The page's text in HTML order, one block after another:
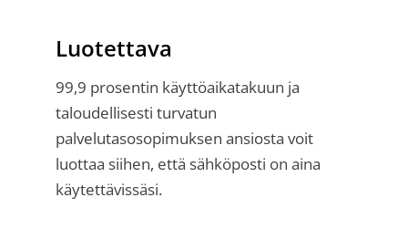
Luotettava
99,9 prosentin käyttöaikatakuun ja
taloudellisesti turvatun
palvelutasosopimuksen ansiosta voit
luottaa siihen, että sähköposti on aina
käytettävissäsi.